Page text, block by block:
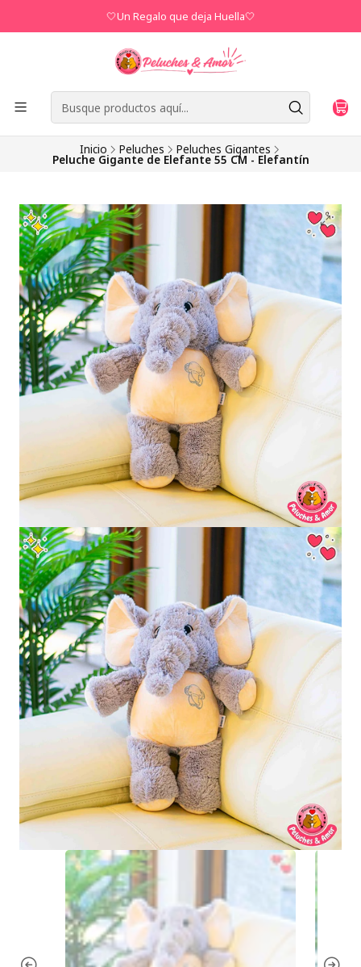
🤍Un Regalo que deja Huella🤍
Inicio Peluches Peluches Gigantes
Peluche Gigante de Elefante 55 CM - Elefantín